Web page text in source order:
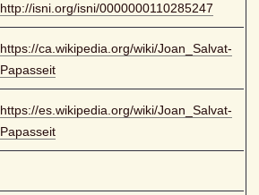
http://isni.org/isni/0000000110285247
https://ca.wikipedia.org/wiki/Joan_Salvat-
Papasseit
https://es.wikipedia.org/wiki/Joan_Salvat-
Papasseit